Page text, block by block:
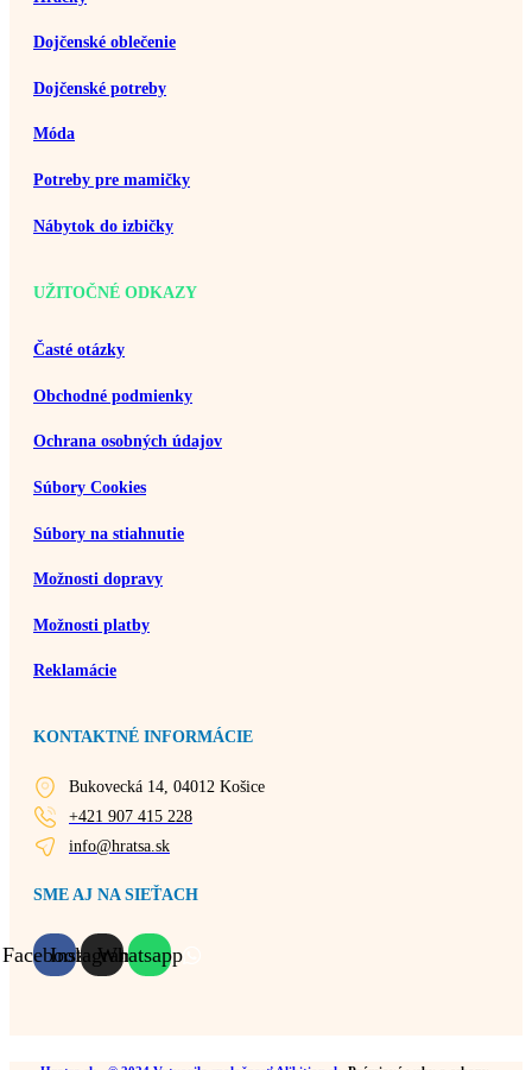
Dojčenské oblečenie
Dojčenské potreby
Móda
Potreby pre mamičky
Nábytok do izbičky
UŽITOČNÉ ODKAZY
Časté otázky
Obchodné podmienky
Ochrana osobných údajov
Súbory Cookies
Súbory na stiahnutie
Možnosti dopravy
Možnosti platby
Reklamácie
KONTAKTNÉ INFORMÁCIE
Bukovecká 14, 04012 Košice
+421 907 415 228
info@hratsa.sk
SME AJ NA SIEŤACH
FacebookInstagramWhatsapp